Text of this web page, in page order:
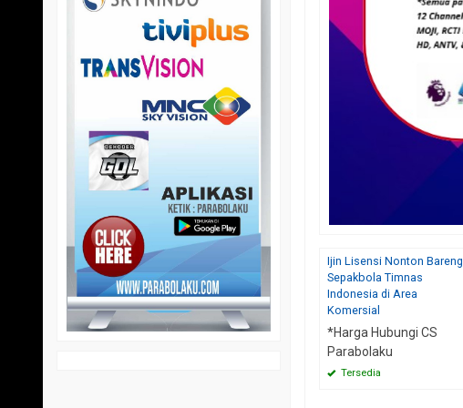
Ijin Lisensi Nonton Bareng
Sepakbola Timnas
Indonesia di Area
Komersial
*Harga Hubungi CS
Parabolaku
Tersedia